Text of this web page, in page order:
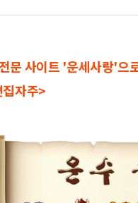
사이트 '운세사랑'으
자주>